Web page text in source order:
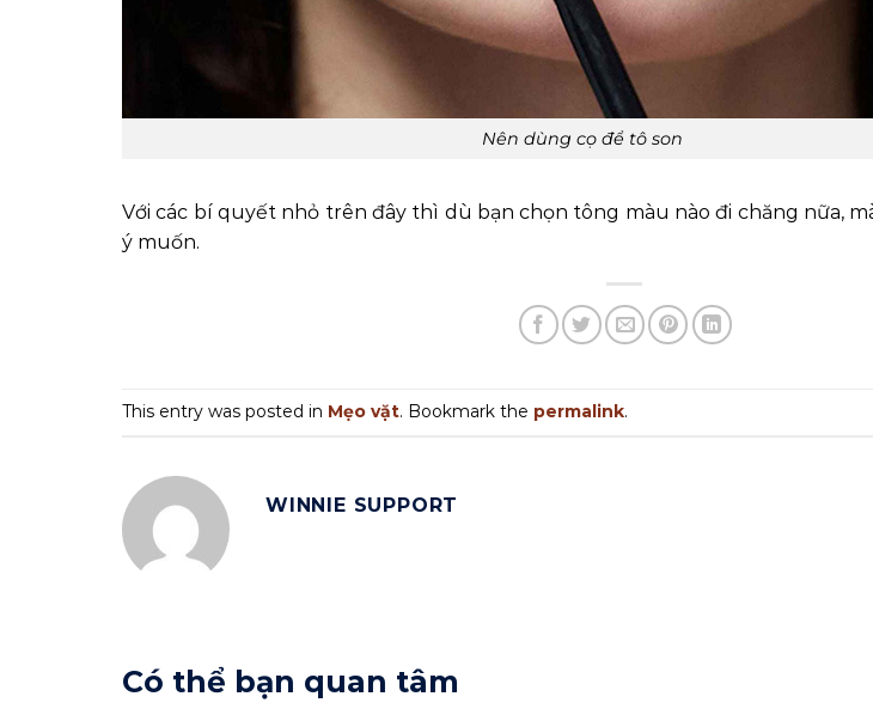
Nên dùng cọ để tô son
Với các bí quyết nhỏ trên đây thì dù bạn chọn tông màu nào đi chăng nữa,
ý muốn.
This entry was posted in Mẹo vặt. Bookmark the permalink.
WINNIE SUPPORT
Có thể bạn quan tâm